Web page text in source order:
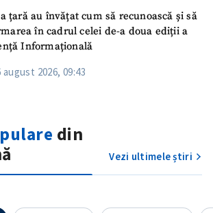
țară au învățat cum să recunoască și să
în cadrul celei de-a doua ediții a
Informațională
august 2026, 09:43
din
Vezi ultimele știri